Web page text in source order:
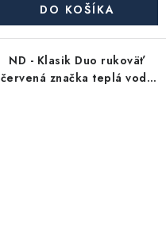
DO KOŠÍKA
ND - Klasik Duo rukoväť
červená značka teplá voda